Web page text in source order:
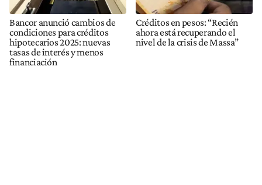
Bancor anunció cambios de
condiciones para créditos
hipotecarios 2025: nuevas
tasas de interés y menos
financiación
Créditos en pesos: “Recién
ahora está recuperando el
nivel de la crisis de Massa”